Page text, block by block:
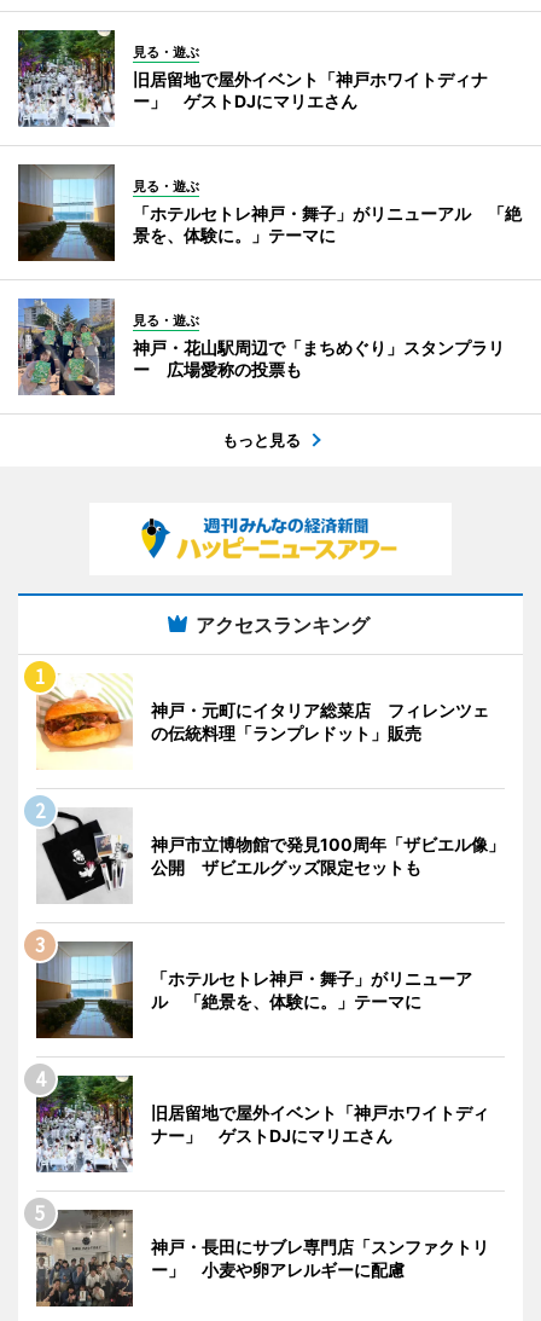
見る・遊ぶ
旧居留地で屋外イベント「神戸ホワイトディナ
ー」 ゲストDJにマリエさん
見る・遊ぶ
「ホテルセトレ神戸・舞子」がリニューアル 「絶
景を、体験に。」テーマに
見る・遊ぶ
神戸・花山駅周辺で「まちめぐり」スタンプラリ
ー 広場愛称の投票も
もっと見る
アクセスランキング
神戸・元町にイタリア総菜店 フィレンツェ
の伝統料理「ランプレドット」販売
神戸市立博物館で発見100周年「ザビエル像」
公開 ザビエルグッズ限定セットも
「ホテルセトレ神戸・舞子」がリニューア
ル 「絶景を、体験に。」テーマに
旧居留地で屋外イベント「神戸ホワイトディ
ナー」 ゲストDJにマリエさん
神戸・長田にサブレ専門店「スンファクトリ
ー」 小麦や卵アレルギーに配慮